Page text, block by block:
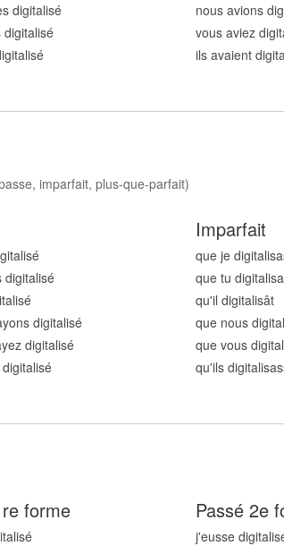
digitalisé
digitalisé
é
nous avions
vous aviez
ils avaient
imparfait, plus-que-parfait)
é
digitalisé
é
digitalisé
digitalisé
é
Imparfait
que je digitalis
que tu digitalis
qu'il digitalisât
que nous
que vous
qu'ils digitalis
forme
é
Passé 2e
j'eusse digitalis